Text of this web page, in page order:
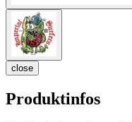
close
Produktinfos